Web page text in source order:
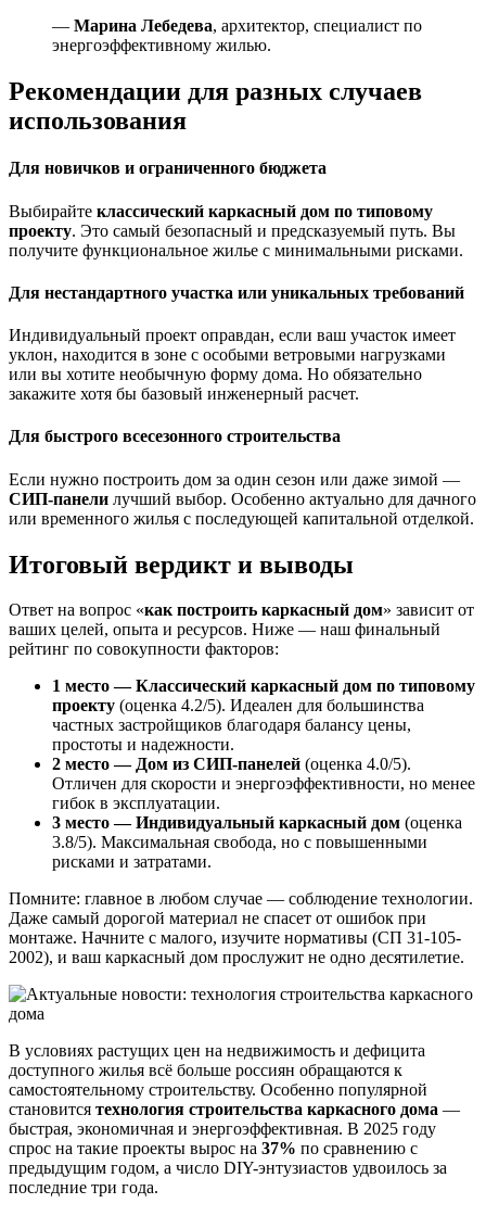
— Марина Лебедева, архитектор, специалист по
энергоэффективному жилью.
Рекомендации для разных случаев
использования
Для новичков и ограниченного бюджета
Выбирайте классический каркасный дом по типовому
проекту. Это самый безопасный и предсказуемый путь. Вы
получите функциональное жилье с минимальными рисками.
Для нестандартного участка или уникальных требований
Индивидуальный проект оправдан, если ваш участок имеет
уклон, находится в зоне с особыми ветровыми нагрузками
или вы хотите необычную форму дома. Но обязательно
закажите хотя бы базовый инженерный расчет.
Для быстрого всесезонного строительства
Если нужно построить дом за один сезон или даже зимой —
СИП-панели лучший выбор. Особенно актуально для дачного
или временного жилья с последующей капитальной отделкой.
Итоговый вердикт и выводы
Ответ на вопрос «как построить каркасный дом» зависит от
ваших целей, опыта и ресурсов. Ниже — наш финальный
рейтинг по совокупности факторов:
1 место — Классический каркасный дом по типовому
проекту (оценка 4.2/5). Идеален для большинства
частных застройщиков благодаря балансу цены,
простоты и надежности.
2 место — Дом из СИП-панелей (оценка 4.0/5).
Отличен для скорости и энергоэффективности, но менее
гибок в эксплуатации.
3 место — Индивидуальный каркасный дом (оценка
3.8/5). Максимальная свобода, но с повышенными
рисками и затратами.
Помните: главное в любом случае — соблюдение технологии.
Даже самый дорогой материал не спасет от ошибок при
монтаже. Начните с малого, изучите нормативы (СП 31-105-
2002), и ваш каркасный дом прослужит не одно десятилетие.
В условиях растущих цен на недвижимость и дефицита
доступного жилья всё больше россиян обращаются к
самостоятельному строительству. Особенно популярной
становится технология строительства каркасного дома —
быстрая, экономичная и энергоэффективная. В 2025 году
спрос на такие проекты вырос на 37% по сравнению с
предыдущим годом, а число DIY-энтузиастов удвоилось за
последние три года.